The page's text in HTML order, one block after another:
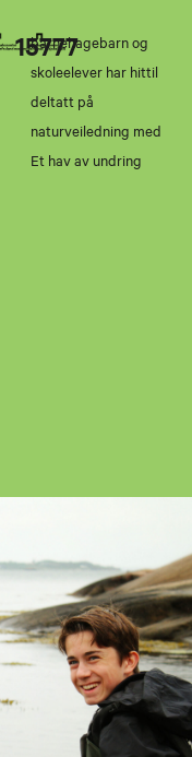
15777
barnehagebarn og
skoleelever har hittil
deltatt på
naturveiledning med
Et hav av undring